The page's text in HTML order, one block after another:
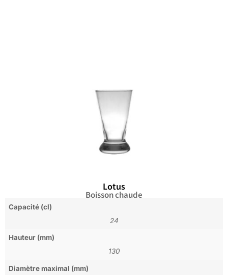
Lotus
Boisson chaude
Capacité (cl)
24
Hauteur (mm)
130
Diamètre maximal (mm)